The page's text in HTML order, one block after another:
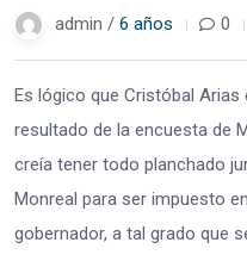
admin / 6 años 0
Es lógico que Cristóbal
resultado de la encuesta de
creía tener todo planchado
Monreal para ser impuesto
gobernador, a tal grado que